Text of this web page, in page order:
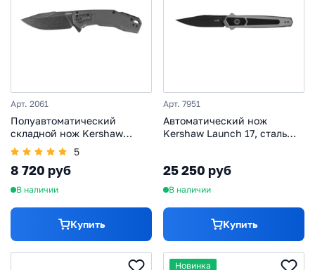
Арт. 2061
Полуавтоматический
складной нож Kershaw
Cannonball, сталь D2,
рукоять нержавеющая сталь
5
8 720 руб
В наличии
Купить
Арт. 7951
Автоматический нож
Kershaw Launch 17, сталь
25 250 руб
В наличии
Купить
Новинка